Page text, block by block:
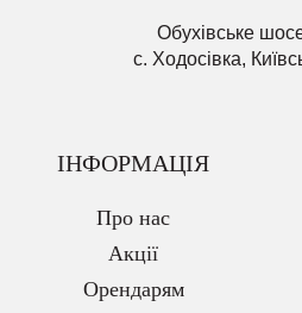
Обухівське
с. Ходосівка,
ІНФОРМАЦІЯ
Про нас
Акції
Орендарям